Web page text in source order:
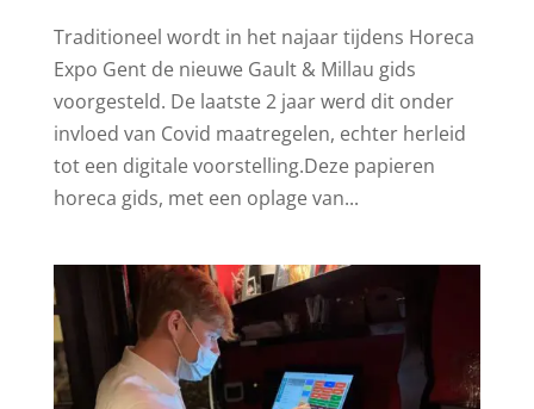
Traditioneel wordt in het najaar tijdens Horeca
Expo Gent de nieuwe Gault & Millau gids
voorgesteld. De laatste 2 jaar werd dit onder
invloed van Covid maatregelen, echter herleid
tot een digitale voorstelling.Deze papieren
horeca gids, met een oplage van...